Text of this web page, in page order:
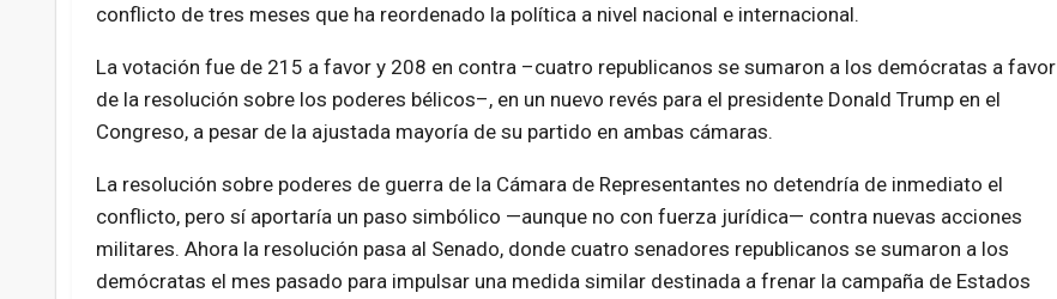
conflicto de tres meses que ha reordenado la política a nivel nacional e internacional.
La votación fue de 215 a favor y 208 en contra –cuatro republicanos se sumaron a los demócratas a favor
de la resolución sobre los poderes bélicos–, en un nuevo revés para el presidente Donald Trump en el
Congreso, a pesar de la ajustada mayoría de su partido en ambas cámaras.
La resolución sobre poderes de guerra de la Cámara de Representantes no detendría de inmediato el
conflicto, pero sí aportaría un paso simbólico —aunque no con fuerza jurídica— contra nuevas acciones
militares. Ahora la resolución pasa al Senado, donde cuatro senadores republicanos se sumaron a los
demócratas el mes pasado para impulsar una medida similar destinada a frenar la campaña de Estados